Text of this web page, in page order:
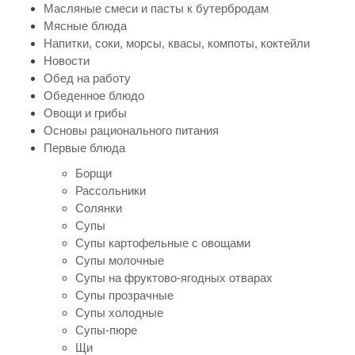
Масляные смеси и пасты к бутербродам
Мясные блюда
Напитки, соки, морсы, квасы, компоты, коктейли
Новости
Обед на работу
Обеденное блюдо
Овощи и грибы
Основы рационального питания
Первые блюда
Борщи
Рассольники
Солянки
Супы
Супы картофельные с овощами
Супы молочные
Супы на фруктово-ягодных отварах
Супы прозрачные
Супы холодные
Супы-пюре
Щи